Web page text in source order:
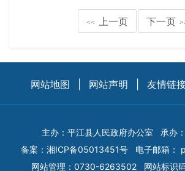
<< 上一页 下一页
网站地图 网站声明 友情链
主办：平江县人民政府办公室
承办
备案： 湘ICP备05013451号 电子邮箱：
网站管理：0730-6263502
网站标识